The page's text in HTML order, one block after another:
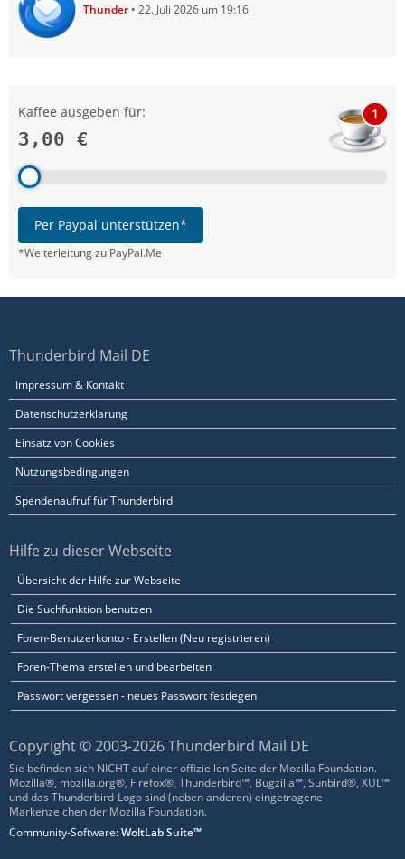
Thunder 22. Juli 2026 um 19:16
Kaffee ausgeben für:
3,00 €
1
Per Paypal unterstützen*
*Weiterleitung zu PayPal.Me
Thunderbird Mail DE
Impressum & Kontakt
Datenschutzerklärung
Einsatz von Cookies
Nutzungsbedingungen
Spendenaufruf für Thunderbird
Hilfe zu dieser Webseite
Übersicht der Hilfe zur Webseite
Die Suchfunktion benutzen
Foren-Benutzerkonto - Erstellen (Neu registrieren)
Foren-Thema erstellen und bearbeiten
Passwort vergessen - neues Passwort festlegen
Copyright © 2003-2026 Thunderbird Mail DE
Sie befinden sich NICHT auf einer offiziellen Seite der Mozilla Foundation.
Mozilla®, mozilla.org®, Firefox®, Thunderbird™, Bugzilla™, Sunbird®, XUL™
und das Thunderbird-Logo sind (neben anderen) eingetragene
Markenzeichen der Mozilla Foundation.
Community-Software:WoltLab Suite™